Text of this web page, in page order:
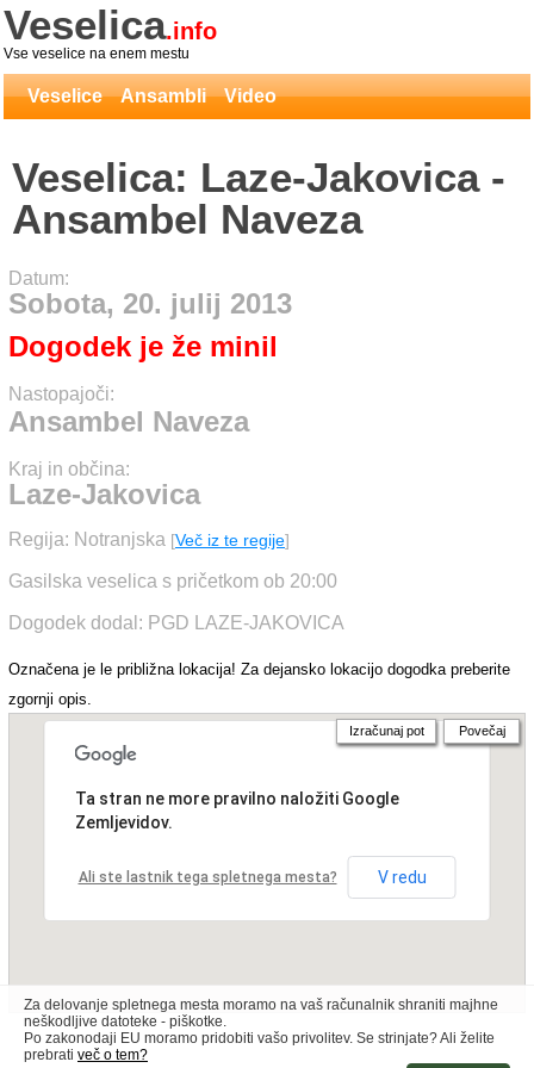
Veselica.info
Vse veselice na enem mestu
Veselice Ansambli Video
Veselica: Laze-Jakovica -
Ansambel Naveza
Datum:
Sobota, 20. julij 2013
Dogodek je že minil
Nastopajoči:
Ansambel Naveza
Kraj in občina:
Laze-Jakovica
Regija: Notranjska [Več iz te regije]
Gasilska veselica s pričetkom ob 20:00
Dogodek dodal: PGD LAZE-JAKOVICA
Označena je le približna lokacija! Za dejansko lokacijo dogodka preberite
zgornji opis.
Ta stran ne more pravilno naložiti Google
Zemljevidov.
Ali ste lastnik tega spletnega mesta? V redu
Izračunaj pot Povečaj
Za delovanje spletnega mesta moramo na vaš računalnik shraniti majhne
neškodljive datoteke - piškotke.
Po zakonodaji EU moramo pridobiti vašo privolitev. Se strinjate? Ali želite
prebrati več o tem?